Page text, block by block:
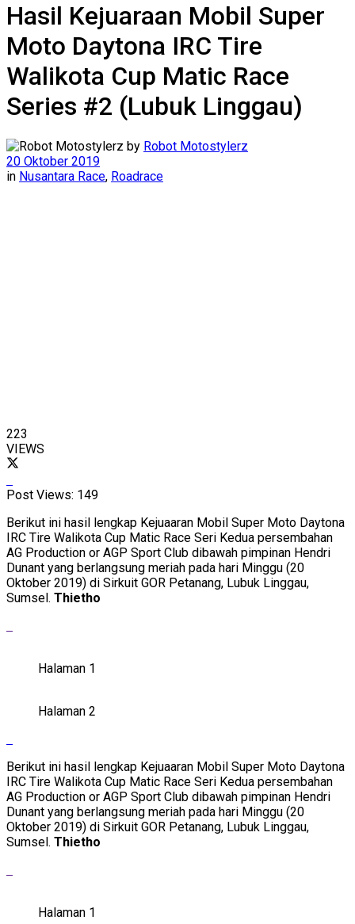
Hasil Kejuaraan Mobil Super
Moto Daytona IRC Tire
Walikota Cup Matic Race
Series #2 (Lubuk Linggau)
by Robot Motostylerz
20 Oktober 2019
in Nusantara Race, Roadrace
223
VIEWS
Post Views: 149
Berikut ini hasil lengkap Kejuaaran Mobil Super Moto Daytona
IRC Tire Walikota Cup Matic Race Seri Kedua persembahan
AG Production or AGP Sport Club dibawah pimpinan Hendri
Dunant yang berlangsung meriah pada hari Minggu (20
Oktober 2019) di Sirkuit GOR Petanang, Lubuk Linggau,
Sumsel. Thietho
Halaman 1
Halaman 2
Berikut ini hasil lengkap Kejuaaran Mobil Super Moto Daytona
IRC Tire Walikota Cup Matic Race Seri Kedua persembahan
AG Production or AGP Sport Club dibawah pimpinan Hendri
Dunant yang berlangsung meriah pada hari Minggu (20
Oktober 2019) di Sirkuit GOR Petanang, Lubuk Linggau,
Sumsel. Thietho
Halaman 1